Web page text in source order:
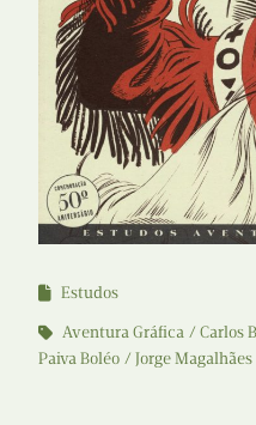
Estudos
Aventura Gráfica
Carlos
Paiva Boléo
Jorge Magalhães